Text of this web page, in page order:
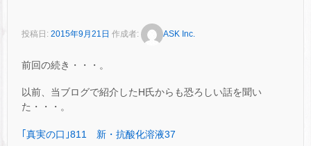
投稿日: 2015年9月21日 作成者: ASK Inc.
前回の続き・・・。
以前、当ブログで紹介したH氏からも恐ろしい話を聞い
た・・・。
｢真実の口｣811 新・抗酸化溶液37